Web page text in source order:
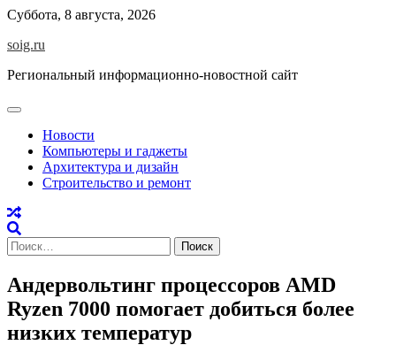
Skip
content
Суббота, 8 августа, 2026
soig.ru
Региональный информационно-новостной сайт
Новости
Компьютеры и гаджеты
Архитектура и дизайн
Строительство и ремонт
Найти:
Андервольтинг процессоров AMD
Ryzen 7000 помогает добиться более
низких температур